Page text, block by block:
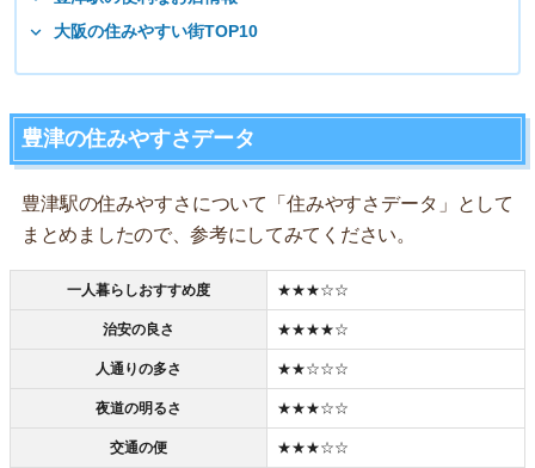
大阪の住みやすい街TOP10
豊津の住みやすさデータ
豊津駅の住みやすさについて「住みやすさデータ」として
まとめましたので、参考にしてみてください。
一人暮らしおすすめ度 ★★★☆☆
治安の良さ ★★★★☆
人通りの多さ ★★☆☆☆
夜道の明るさ ★★★☆☆
交通の便 ★★★☆☆